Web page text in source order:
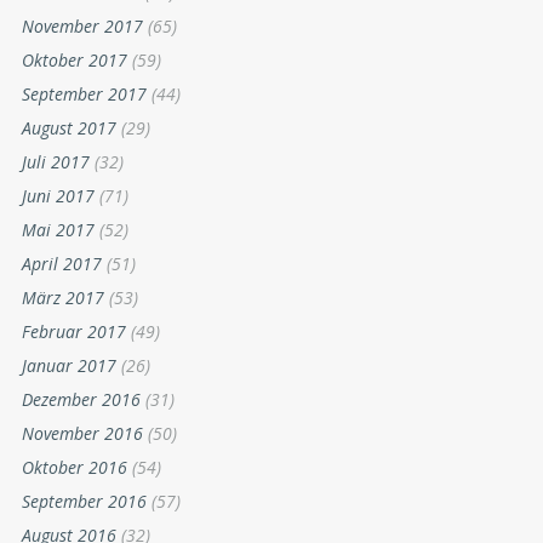
November 2017 (65)
Oktober 2017 (59)
September 2017 (44)
August 2017 (29)
Juli 2017 (32)
Juni 2017 (71)
Mai 2017 (52)
April 2017 (51)
März 2017 (53)
Februar 2017 (49)
Januar 2017 (26)
Dezember 2016 (31)
November 2016 (50)
Oktober 2016 (54)
September 2016 (57)
August 2016 (32)